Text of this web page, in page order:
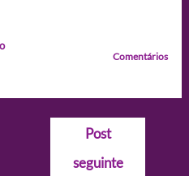
Comentários
Post
seguinte